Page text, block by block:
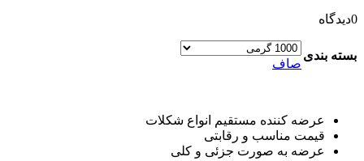
0دیدگاه
بسته بندی
صاف
عرضه کننده مستقیم انواع شکلات
قیمت مناسب و رقابتی
عرضه به صورت جزئی و کلی